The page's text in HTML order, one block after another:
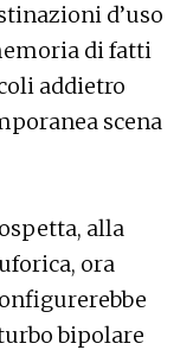
d’uso
di fatti
addietro
scena
alla
ora
bipolare